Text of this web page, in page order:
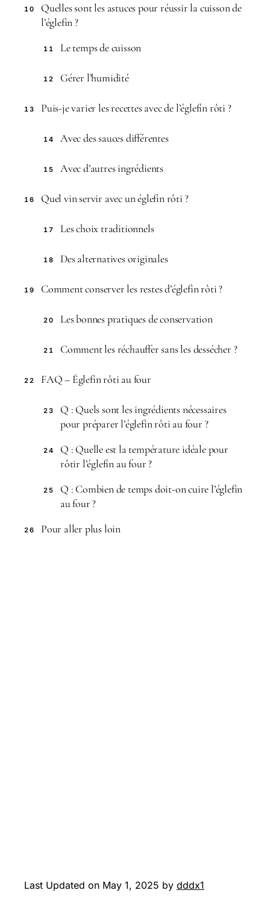
10
Quelles sont les astuces pour réussir la cuisson de
l’églefin ?
11 Le temps de cuisson
12 Gérer l’humidité
13 Puis-je varier les recettes avec de l’églefin rôti ?
14 Avec des sauces différentes
15 Avec d’autres ingrédients
16 Quel vin servir avec un églefin rôti ?
17 Les choix traditionnels
18 Des alternatives originales
19 Comment conserver les restes d’églefin rôti ?
20 Les bonnes pratiques de conservation
21 Comment les réchauffer sans les dessécher ?
22 FAQ – Églefin rôti au four
23
Q : Quels sont les ingrédients nécessaires
pour préparer l’églefin rôti au four ?
24
Q : Quelle est la température idéale pour
rôtir l’églefin au four ?
25
Q : Combien de temps doit-on cuire l’églefin
au four ?
26 Pour aller plus loin
Last Updated on May 1, 2025 by dddx1